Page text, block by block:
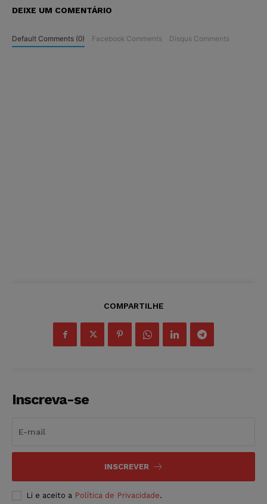
DEIXE UM COMENTÁRIO
Default Comments (0) Facebook Comments Disqus Comments
COMPARTILHE
Inscreva-se
INSCREVER
Li e aceito a Política de Privacidade.